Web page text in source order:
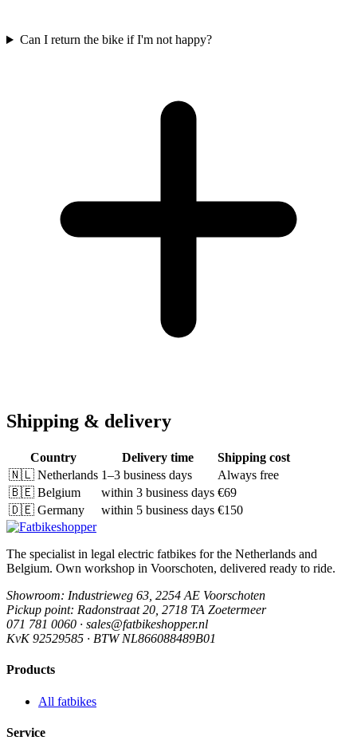
Can I return the bike if I'm not happy?
Shipping & delivery
Country Delivery time
Shipping cost
🇳🇱 Netherlands 1–3 business days
Always free
🇧🇪 Belgium within 3 business days €69
🇩🇪 Germany within 5 business days €150
The specialist in legal electric fatbikes for the Netherlands and
Belgium. Own workshop in Voorschoten, delivered ready to ride.
Showroom: Industrieweg 63, 2254 AE Voorschoten
Pickup point: Radonstraat 20, 2718 TA Zoetermeer
071 781 0060 · sales@fatbikeshopper.nl
KvK 92529585 · BTW NL866088489B01
Products
All fatbikes
Service